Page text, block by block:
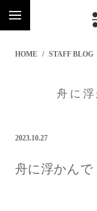
HOME STAFF BLOG
舟に
2023.10.27
舟に浮かん